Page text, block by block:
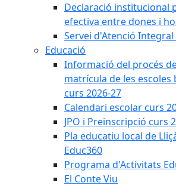
Declaració institucional
efectiva entre dones i
Servei d'Atenció Integral
Educació
Informació del procés
matrícula de les
curs 2026-27
Calendari escolar curs
JPO i Preinscripció curs
Pla educatiu local de
Educ360
Programa d'Activitats
El Conte Viu